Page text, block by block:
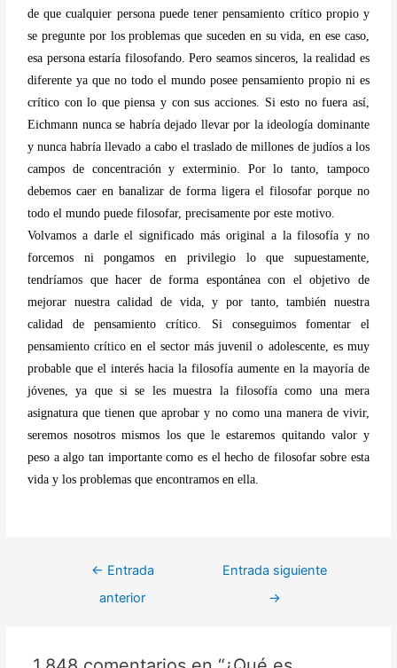
de que cualquier persona puede tener pensamiento crítico propio y
se pregunte por los problemas que suceden en su vida, en ese caso,
esa persona estaría filosofando. Pero seamos sinceros, la realidad es
diferente ya que no todo el mundo posee pensamiento propio ni es
crítico con lo que piensa y con sus acciones. Si esto no fuera así,
Eichmann nunca se habría dejado llevar por la ideología dominante
y nunca habría llevado a cabo el traslado de millones de judíos a los
campos de concentración y exterminio. Por lo tanto, tampoco
debemos caer en banalizar de forma ligera el filosofar porque no
todo el mundo puede filosofar, precisamente por este motivo.
Volvamos a darle el significado más original a la filosofía y no
forcemos ni pongamos en privilegio lo que supuestamente,
tendríamos que hacer de forma espontánea con el objetivo de
mejorar nuestra calidad de vida, y por tanto, también nuestra
calidad de pensamiento crítico. Si conseguimos fomentar el
pensamiento crítico en el sector más juvenil o adolescente, es muy
probable que el interés hacia la filosofía aumente en la mayoría de
jóvenes, ya que si se les muestra la filosofía como una mera
asignatura que tienen que aprobar y no como una manera de vivir,
seremos nosotros mismos los que le estaremos quitando valor y
peso a algo tan importante como es el hecho de filosofar sobre esta
vida y los problemas que encontramos en ella.
← Entrada
anterior
Entrada siguiente
→